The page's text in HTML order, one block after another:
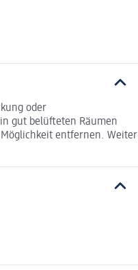
oder
gut belüfteten Räumen
entfernen. Weiter